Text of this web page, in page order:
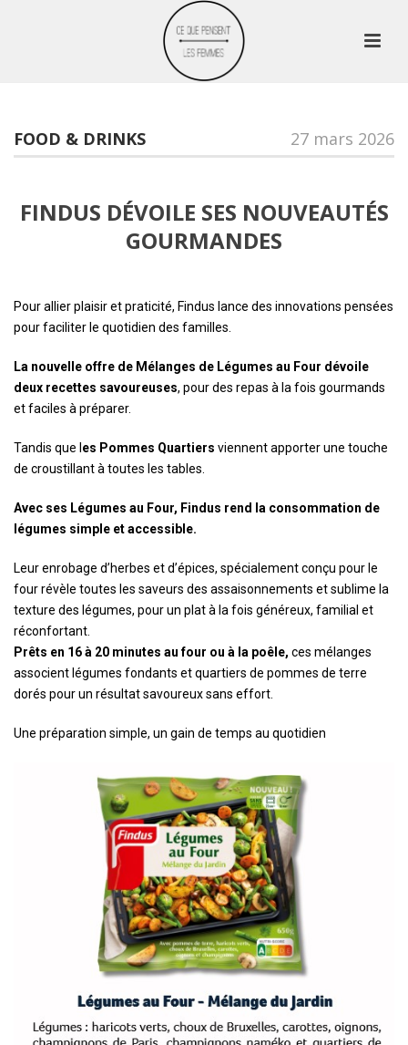
FOOD & DRINKS 27 mars 2026
FINDUS DÉVOILE SES NOUVEAUTÉS
GOURMANDES
Pour allier plaisir et praticité, Findus lance des innovations pensées
pour faciliter le quotidien des familles.
La nouvelle offre de Mélanges de Légumes au Four dévoile
deux recettes savoureuses, pour des repas à la fois gourmands
et faciles à préparer.
Tandis que l es Pommes Quartiers viennent apporter une touche
de croustillant à toutes les tables.
Avec ses Légumes au Four, Findus rend la consommation de
légumes simple et accessible.
Leur enrobage d’herbes et d’épices, spécialement conçu pour le
four révèle toutes les saveurs des assaisonnements et sublime la
texture des légumes, pour un plat à la fois généreux, familial et
réconfortant.
Prêts en 16 à 20 minutes au four ou à la poêle, ces mélanges
associent légumes fondants et quartiers de pommes de terre
dorés pour un résultat savoureux sans effort.
Une préparation simple, un gain de temps au quotidien